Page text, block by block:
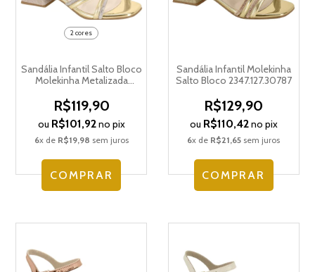
2 cores
Sandália Infantil Salto Bloco
Molekinha Metalizada
R$119,90
ou R$101,92no pix
6x de R$19,98 sem juros
COMPRAR
Sandália Infantil Molekinha
Salto Bloco 2347.127.30787
R$129,90
ou R$110,42no pix
6x de R$21,65 sem juros
COMPRAR